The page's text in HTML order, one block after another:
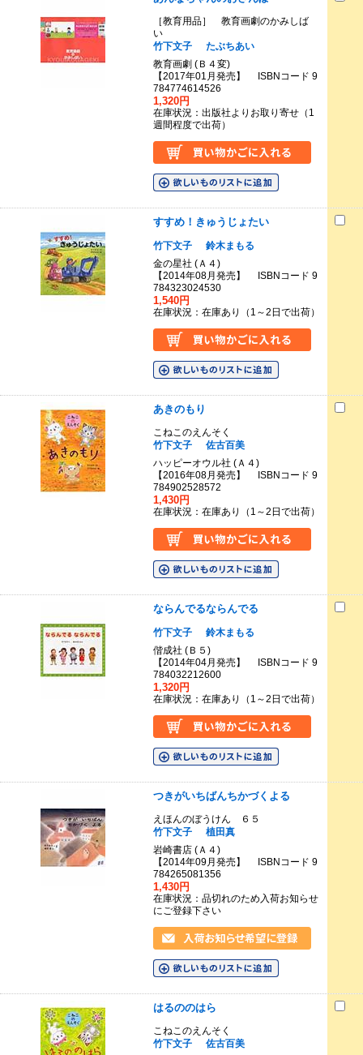
［教育用品］ 教育画劇のかみしば
い
竹下文子
たぶちあい
教育画劇 (Ｂ４変)
【2017年01月発売】 ISBNコード 9
784774614526
1,320円
在庫状況：出版社よりお取り寄せ（1
週間程度で出荷）
すすめ！きゅうじょたい
竹下文子
鈴木まもる
金の星社 (Ａ４)
【2014年08月発売】 ISBNコード 9
784323024530
1,540円
在庫状況：在庫あり（1～2日で出荷）
あきのもり
こねこのえんそく
竹下文子
佐古百美
ハッピーオウル社 (Ａ４)
【2016年08月発売】 ISBNコード 9
784902528572
1,430円
在庫状況：在庫あり（1～2日で出荷）
ならんでるならんでる
竹下文子
鈴木まもる
偕成社 (Ｂ５)
【2014年04月発売】 ISBNコード 9
784032212600
1,320円
在庫状況：在庫あり（1～2日で出荷）
つきがいちばんちかづくよる
えほんのぼうけん ６５
竹下文子
植田真
岩崎書店 (Ａ４)
【2014年09月発売】 ISBNコード 9
784265081356
1,430円
在庫状況：品切れのため入荷お知らせ
にご登録下さい
はるののはら
こねこのえんそく
竹下文子
佐古百美